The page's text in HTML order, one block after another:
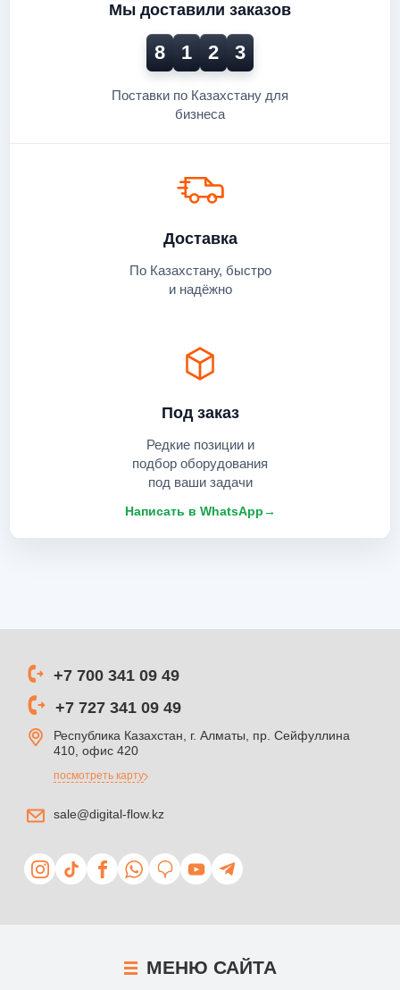
Мы доставили заказов
8 1 2 3
Поставки по Казахстану для
бизнеса
Под заказ
Редкие позиции и
подбор оборудования
под ваши задачи
Написать в WhatsApp→
Доставка
По Казахстану, быстро
и надёжно
+7 700 341 09 49
+7 727 341 09 49
Республика Казахстан, г. Алматы, пр. Сейфуллина
410, офис 420
посмотреть карту
sale@digital-flow.kz
МЕНЮ САЙТА